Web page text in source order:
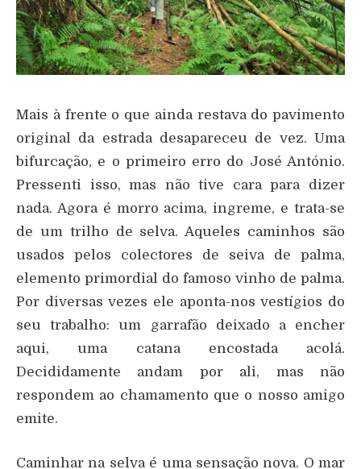
Mais à frente o que ainda restava do pavimento
original da estrada desapareceu de vez. Uma
bifurcação, e o primeiro erro do José António.
Pressenti isso, mas não tive cara para dizer
nada. Agora é morro acima, ingreme, e trata-se
de um trilho de selva. Aqueles caminhos são
usados pelos colectores de seiva de palma,
elemento primordial do famoso vinho de palma.
Por diversas vezes ele aponta-nos vestígios do
seu trabalho: um garrafão deixado a encher
aqui, uma catana encostada acolá.
Decididamente andam por ali, mas não
respondem ao chamamento que o nosso amigo
emite.
Caminhar na selva é uma sensação nova. O mar